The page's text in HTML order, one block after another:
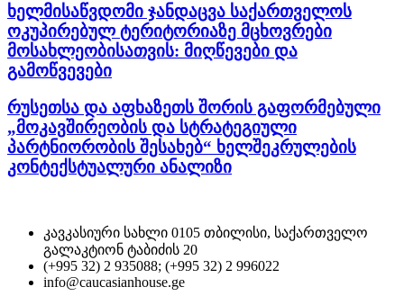
ხელმისაწვდომი ჯანდაცვა საქართველოს
ოკუპირებულ ტერიტორიაზე მცხოვრები
მოსახლეობისათვის: მიღწევები და
გამოწვევები
რუსეთსა და აფხაზეთს შორის გაფორმებული
„მოკავშირეობის და სტრატეგიული
პარტნიორობის შესახებ“ ხელშეკრულების
კონტექსტუალური ანალიზი
კავკასიური სახლი 0105 თბილისი, საქართველო
გალაკტიონ ტაბიძის 20
(+995 32) 2 935088; (+995 32) 2 996022
info@caucasianhouse.ge